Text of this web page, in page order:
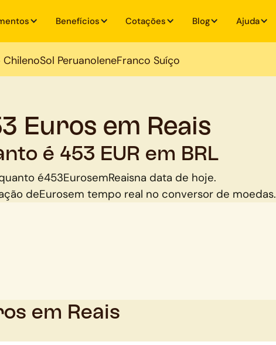
Benefícios Cotações Blog Ajuda
ChilenoSol PeruanoIeneFranco Suíço
Euros em Reais
é 453 EUR em BRL
é453EurosemReaisna data de hoje.
deEurosem tempo real no conversor de moedas.
em Reais